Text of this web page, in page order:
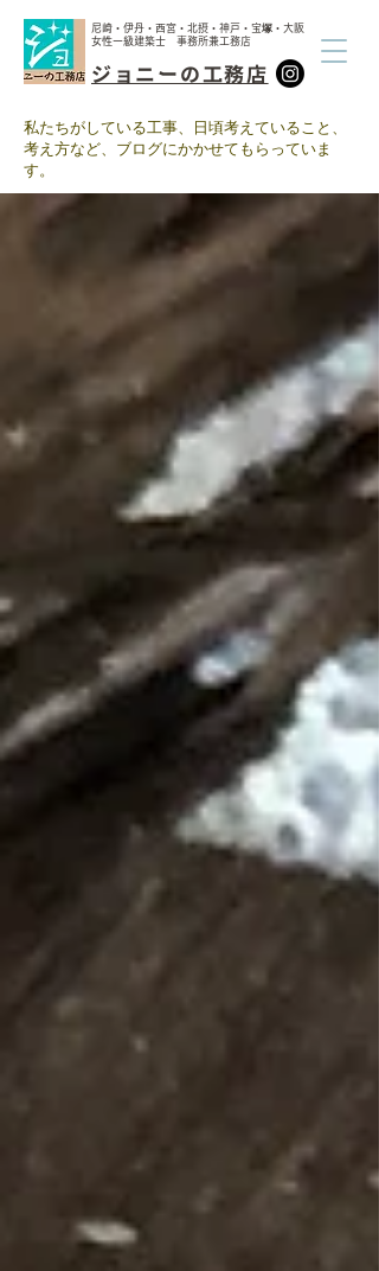
ジョニーの工務店
尼崎・伊丹・西宮・北摂・神戸・宝塚・大阪
女性一級建築士 事務所兼工務店
​私たちがしている工事、日頃考えていること、
考え方など、ブログにかかせてもらっていま
す。